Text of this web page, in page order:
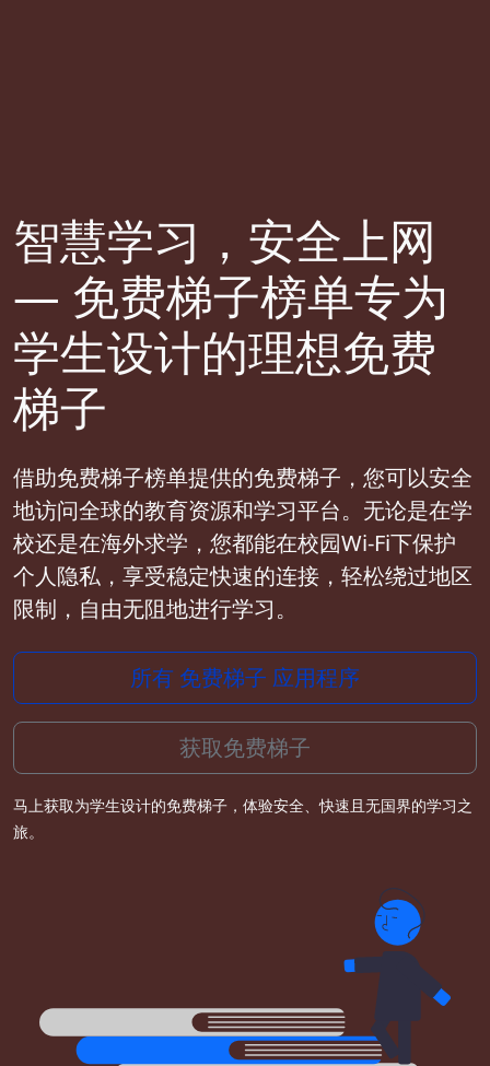
智慧学习，安全上网
— 免费梯子榜单专为
学生设计的理想免费
梯子
借助免费梯子榜单提供的免费梯子，您可以安全
地访问全球的教育资源和学习平台。无论是在学
校还是在海外求学，您都能在校园Wi-Fi下保护
个人隐私，享受稳定快速的连接，轻松绕过地区
限制，自由无阻地进行学习。
所有 免费梯子 应用程序
获取免费梯子
马上获取为学生设计的免费梯子，体验安全、快速且无国界的学习之
旅。